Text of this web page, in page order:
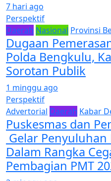
7 hari ago
Perspektif
Daerah Nasional Provinsi
Dugaan
Polda Bengkulu,
Sorotan Publik
1 minggu ago
Perspektif
Advertorial Daerah Kabar
Puskesmas dan
Gelar Penyuluhan
Dalam Rangka
Pembagian PMT